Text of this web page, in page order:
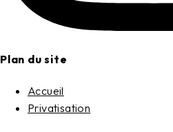
Plan du site
Accueil
Privatisation